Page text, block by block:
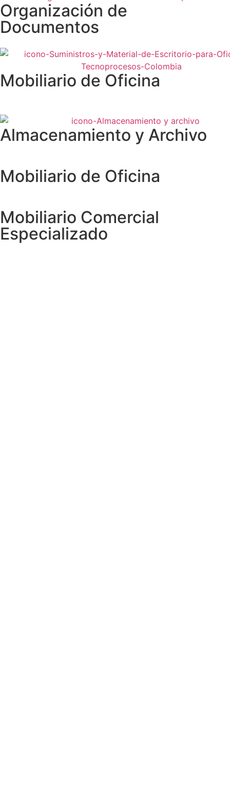
Organización de
Documentos
Mobiliario de Oficina
Almacenamiento y Archivo
Mobiliario de Oficina
Mobiliario Comercial
Especializado